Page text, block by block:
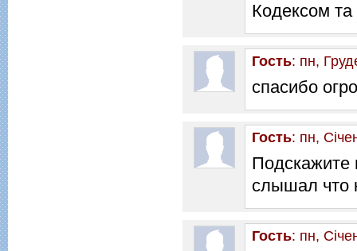
Кодексом
Гость: пн,
спасибо
Гость: пн,
Подскажите
слышал что
Гость: пн,